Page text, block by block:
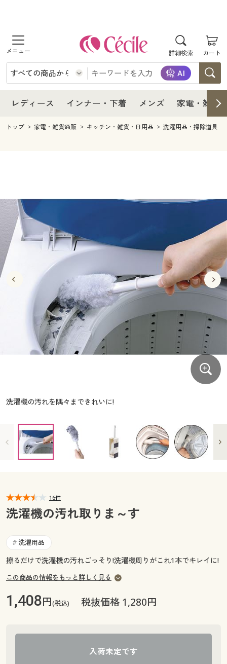
詳細検索 カート
商品を探す
レディース
レディースファッション
インナー・下着
インナー・下着通販すべて
ジュニア・ティーンズ下着
メンズ
メンズ下着
家電
キッチン・雑貨・日用品
寝具・インテリア・家具通販すべて
家具・収納
寝具・ベッド
カーテン・ラグ・ファブリック
美容・健康
美容・健康通販すべて
美容・健康・サプリメント
制服・スクール
制服・スクールすべて
制服・学生服
ジュニア・ティーンズ下着
大きいサイズ
大きいサイズ通販すべて
大きいサイズ レディース服
大きいサイズ レディース下着
バーゲン
バーゲンセール
シークレットセール
詳細検索
商品カテゴリ一覧
カタログ・チラシからのご注文
デジタルカタログ
カタログ無料プレゼント
マイページ
閲覧履歴
お気に入り
ご利用ガイド
レディース インナー・下着 メンズ 家電・雑貨
レディース
レディース通販すべて
レディースファッション
インナー・下着
インナー・下着通販すべて
メンズ
キッチン・雑貨・日用品
家具・収納
寝具・ベッド
カーテン・ラグ・ファブリック
美容・健康通販すべて
美容・健康・サプリメント
制服・スクール
制服・スクールすべて
制服・学生服
ジュニア・ティーンズ下着
大きいサイズ
大きいサイズ通販すべて
大きいサイズ レディース服
大きいサイズ レディース下着
大きいサイズ メンズ
バーゲンセール
シークレットセール
詳細検索
商品カテゴリ一覧
カタログ
カタログ無料プレゼント
会員メニュー
閲覧履歴
サポート
ご利用ガイド
よくある質問とお問い合わせ
トップ 家電・雑貨通販 キッチン・雑貨・日用品 洗濯用品・掃除道具
洗濯機の汚れを隅々まできれいに!
16件
洗濯機の汚れ取りま～す
# 洗濯用品
擦るだけで洗濯機の汚れごっそり!洗濯機周りがこれ1本でキレイに!
この商品の情報をもっと詳しく見る
1,408円(税込) 税抜価格 1,280円
入荷未定です